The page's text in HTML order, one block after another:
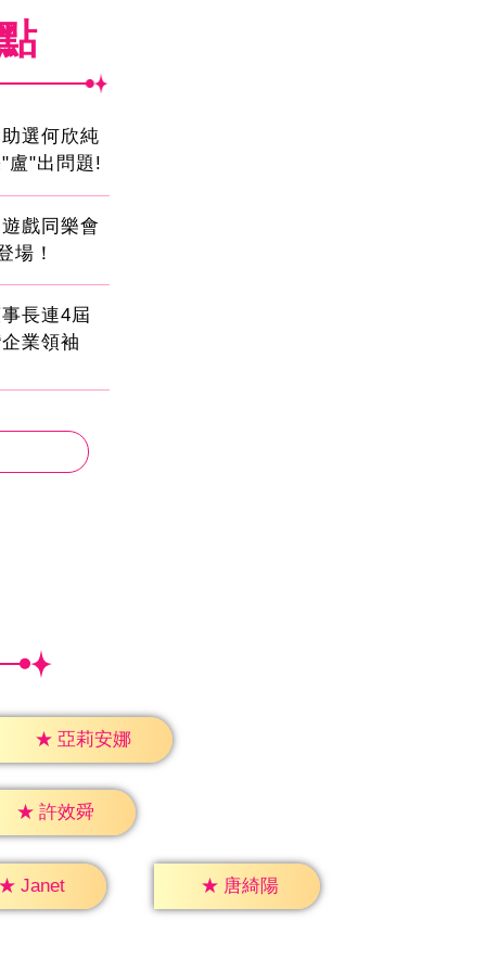
選何欣純
盧"出問題!
戲同樂會
場！
長連4屆
業領袖
★ 亞莉安娜
★ 許效舜
Janet ★ 唐綺陽